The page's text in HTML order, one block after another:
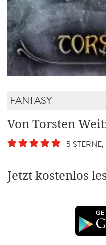
FANTASY
Von Torsten
5
Jetzt kostenlos